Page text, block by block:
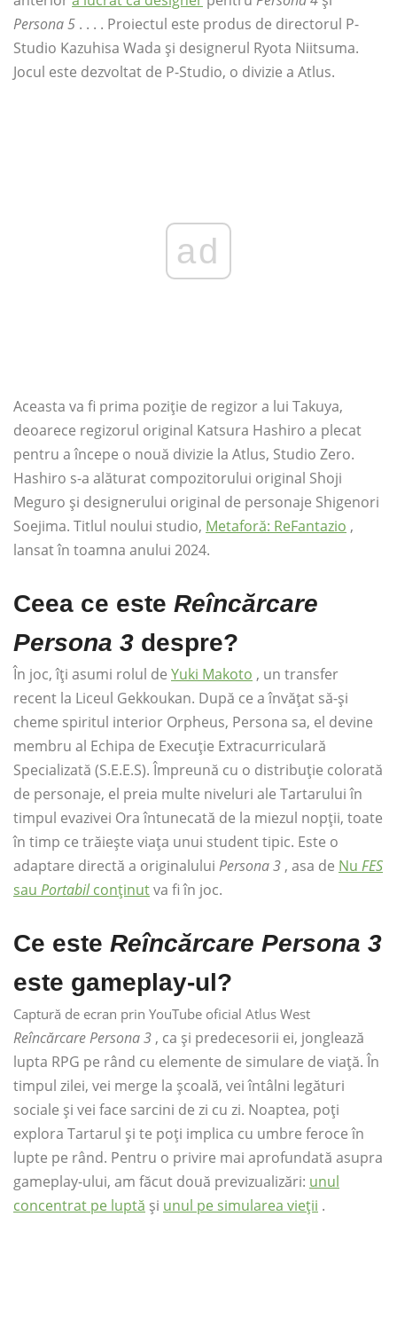
Persona 5 . . . . Proiectul este produs de directorul P-
Studio Kazuhisa Wada și designerul Ryota Niitsuma.
Jocul este dezvoltat de P-Studio, o divizie a Atlus.
ad
Aceasta va fi prima poziție de regizor a lui Takuya,
deoarece regizorul original Katsura Hashiro a plecat
pentru a începe o nouă divizie la Atlus, Studio Zero.
Hashiro s-a alăturat compozitorului original Shoji
Meguro și designerului original de personaje Shigenori
Soejima. Titlul noului studio, Metaforă: ReFantazio ,
lansat în toamna anului 2024.
Ceea ce este Reîncărcare
Persona 3 despre?
În joc, îți asumi rolul de Yuki Makoto , un transfer
recent la Liceul Gekkoukan. După ce a învățat să-și
cheme spiritul interior Orpheus, Persona sa, el devine
membru al Echipa de Execuție Extracurriculară
Specializată (S.E.E.S). Împreună cu o distribuție colorată
de personaje, el preia multe niveluri ale Tartarului în
timpul evazivei Ora întunecată de la miezul nopții, toate
în timp ce trăiește viața unui student tipic. Este o
adaptare directă a originalului Persona 3 , asa de Nu FES
sau Portabilconţinutva fi în joc.
Ce este Reîncărcare Persona 3
este gameplay-ul?
Captură de ecran prin YouTube oficial Atlus West
Reîncărcare Persona 3 , ca și predecesorii ei, jonglează
lupta RPG pe rând cu elemente de simulare de viață. În
timpul zilei, vei merge la școală, vei întâlni legături
sociale și vei face sarcini de zi cu zi. Noaptea, poți
explora Tartarul și te poți implica cu umbre feroce în
lupte pe rând. Pentru o privire mai aprofundată asupra
gameplay-ului, am făcut două previzualizări: unul
concentrat pe luptă și unul pe simularea vieții .